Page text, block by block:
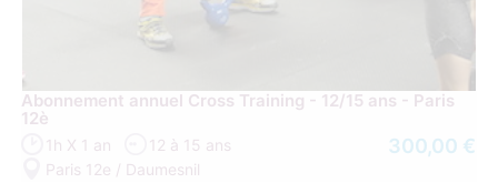
Abonnement annuel Cross Training - 12/15 ans - Paris
12è
1h X 1 an
12 à 15 ans
Paris 12e / Daumesnil
300,00 €